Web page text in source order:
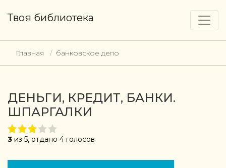
Твоя библиотека
Главная банковское дело
ДЕНЬГИ, КРЕДИТ, БАНКИ.
ШПАРГАЛКИ
3 из 5, отдано 4 голосов